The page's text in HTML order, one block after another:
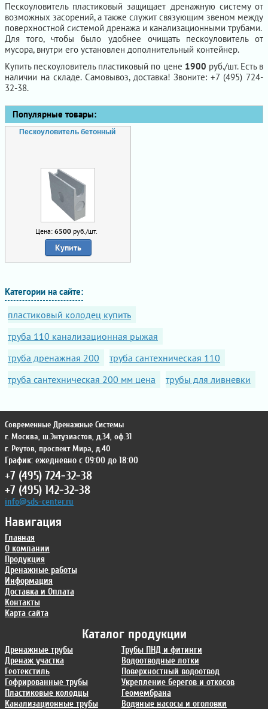
Пескоуловитель пластиковый защищает дренажную систему от
возможных засорений, а также служит связующим звеном между
поверхностной системой дренажа и канализационными трубами.
Для того, чтобы было удобнее очищать пескоуловитель от
мусора, внутри его установлен дополнительный контейнер.
Купить пескоуловитель пластиковый по цене 1900 руб./шт. Есть в
наличии на складе. Самовывоз, доставка! Звоните: +7 (495) 724-
32-38.
Популярные товары:
Пескоуловитель бетонный
Цена: 6500 руб./шт.
Купить
Категории на сайте:
пластиковый колодец купить
труба 110 канализационная рыжая
труба дренажная 200
труба сантехническая 110
труба сантехническая 200 мм цена
трубы для ливневки
Каталог продукции
Дренажные трубы
Дренаж участка
Геотекстиль
Гофрированные трубы
Пластиковые колодцы
Канализационные трубы
Трубы ПНД и фитинги
Водоотводные лотки
Поверхностный водоотвод
Укрепление берегов и откосов
Геомембрана
Водяные насосы и оголовки
Навигация
Главная
О компании
Продукция
Дренажные работы
Информация
Доставка и Оплата
Контакты
Карта сайта
Современные Дренажные Системы
г. Москва, ш.Энтузиастов, д.34, оф.31
г. Реутов, проспект Мира, д.40
График: ежедневно с 09:00 до 18:00
+7 (495) 724-32-38
+7 (495) 142-32-38
info@sds-center.ru